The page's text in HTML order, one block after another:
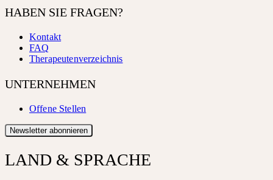
HABEN SIE FRAGEN?
Kontakt
FAQ
Therapeutenverzeichnis
UNTERNEHMEN
Offene Stellen
Newsletter abonnieren
LAND & SPRACHE